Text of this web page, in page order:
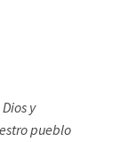
y
pueblo